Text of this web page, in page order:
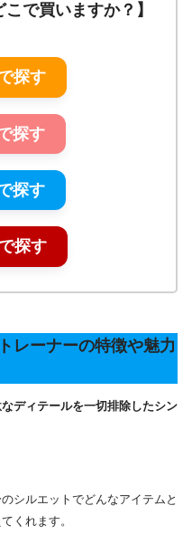
で買いますか？】
探す
探す
探す
探す
レーナーの特徴や魅力
ディテールを一切排除したシン
シルエットでどんなアイテムと
くれます。